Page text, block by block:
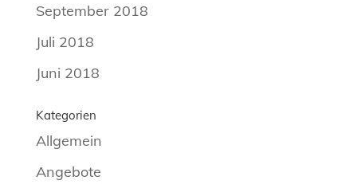
September 2018
Juli 2018
Juni 2018
Kategorien
Allgemein
Angebote